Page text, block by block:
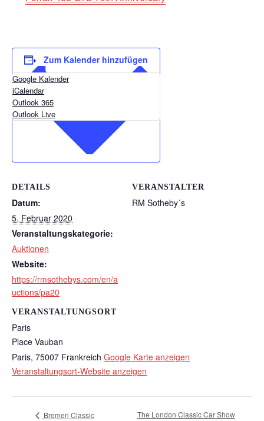
Zum Kalender hinzufügen
Google Kalender
iCalendar
Outlook 365
Outlook Live
DETAILS
Datum:
5. Februar 2020
Veranstaltungskategorie:
Auktionen
Website:
https://rmsothebys.com/en/a
uctions/pa20
VERANSTALTUNGSORT
Paris
Place Vauban
Paris, 75007 Frankreich Google Karte anzeigen
Veranstaltungsort-Website anzeigen
VERANSTALTER
RM Sotheby´s
Bremen Classic
The London Classic Car Show